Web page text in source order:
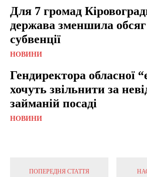
Для 7 громад
держава зменшила обсяг
субвенції
НОВИНИ
Гендиректора обласної
хочуть звільнити за
займаній посаді
НОВИНИ
ПОПЕРЕДНЯ СТАТТЯ